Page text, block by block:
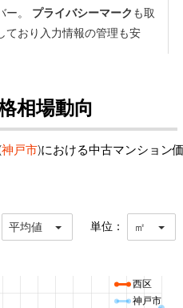
相場動向
神戸市)における中古マンション
平均値 単位： ㎡
西区
神戸市